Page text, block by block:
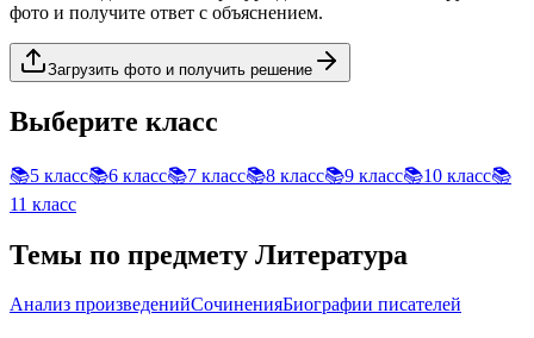
фото и получите ответ с объяснением.
Загрузить фото и получить решение
Выберите класс
📚5 класс📚6 класс📚7 класс📚8 класс📚9 класс📚10 класс📚
11 класс
Темы по предмету Литература
Анализ произведенийСочиненияБиографии писателей